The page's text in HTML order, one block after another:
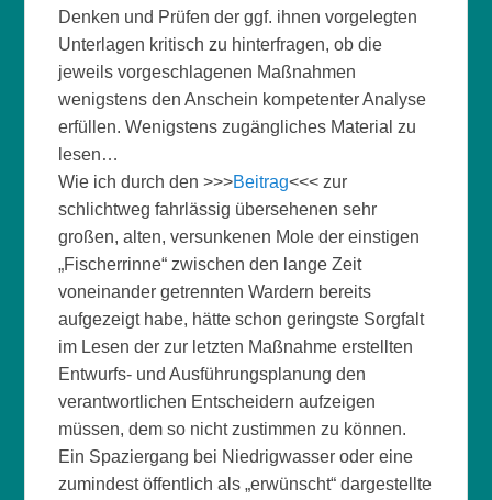
Denken und Prüfen der ggf. ihnen vorgelegten
Unterlagen kritisch zu hinterfragen, ob die
jeweils vorgeschlagenen Maßnahmen
wenigstens den Anschein kompetenter Analyse
erfüllen. Wenigstens zugängliches Material zu
lesen…
Wie ich durch den >>>Beitrag<<< zur
schlichtweg fahrlässig übersehenen sehr
großen, alten, versunkenen Mole der einstigen
„Fischerrinne“ zwischen den lange Zeit
voneinander getrennten Wardern bereits
aufgezeigt habe, hätte schon geringste Sorgfalt
im Lesen der zur letzten Maßnahme erstellten
Entwurfs- und Ausführungsplanung den
verantwortlichen Entscheidern aufzeigen
müssen, dem so nicht zustimmen zu können.
Ein Spaziergang bei Niedrigwasser oder eine
zumindest öffentlich als „erwünscht“ dargestellte